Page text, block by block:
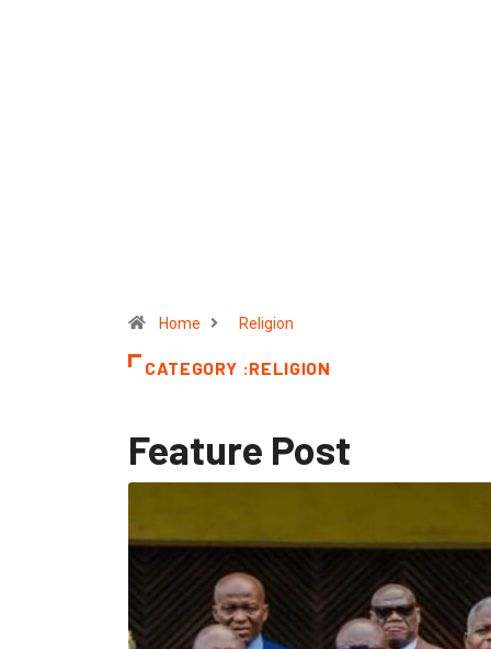
Home Religion
CATEGORY :RELIGION
Feature Post